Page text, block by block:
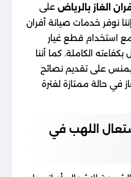
الغاز بالرياض على
نوفر خدمات صيانة أفران
مع استخدام قطع غيار
الكاملة. كما أننا
على تقديم نصائح
في حالة ممتازة لفترة
اللهب في